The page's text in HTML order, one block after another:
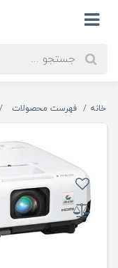
خانه فهرست محصولات